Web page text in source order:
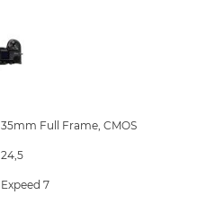
35mm Full Frame, CMOS
24,5
Expeed 7